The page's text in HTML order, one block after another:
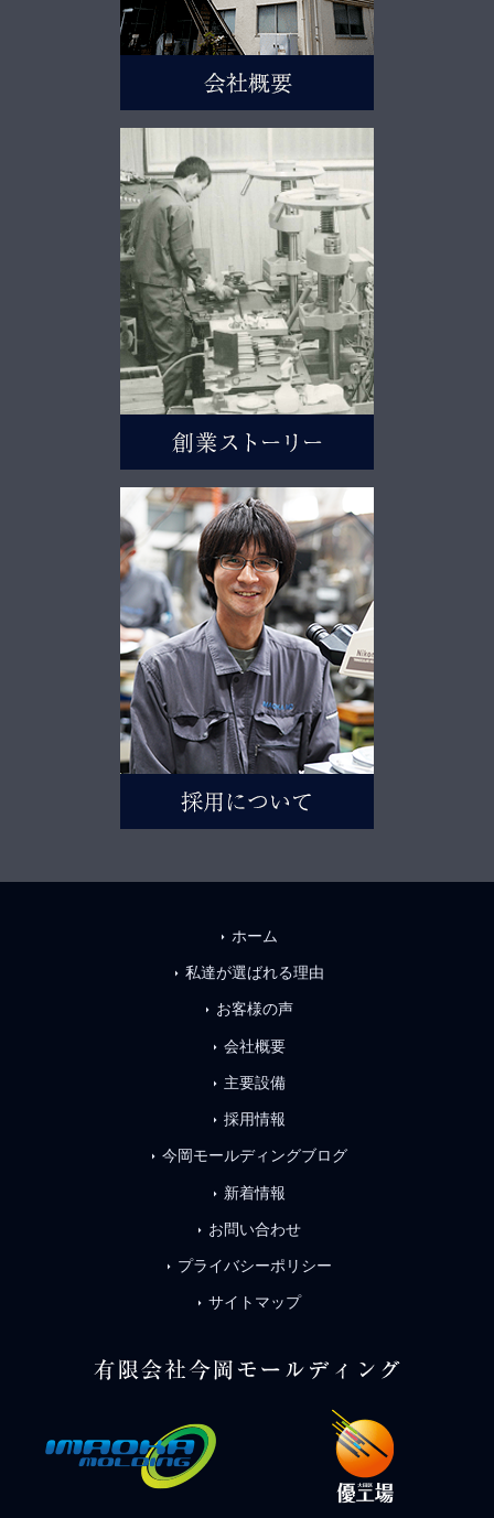
arrow_right ホーム
arrow_right 私達が選ばれる理由
arrow_right お客様の声
arrow_right 会社概要
arrow_right 主要設備
arrow_right 採用情報
arrow_right 今岡モールディングブログ
arrow_right 新着情報
arrow_right お問い合わせ
arrow_right プライバシーポリシー
arrow_right サイトマップ